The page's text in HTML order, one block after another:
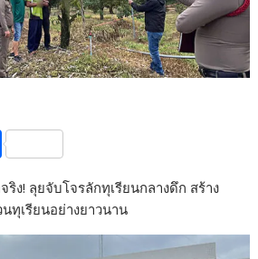
S
h
ar
e
ริง! ลุยจับโจรลักทุเรียนกลางดึก สร้าง
ทุเรียนอย่างยาวนาน